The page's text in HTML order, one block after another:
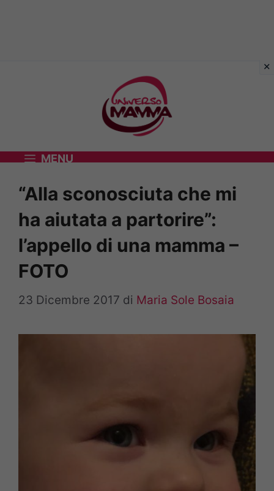
MENU
“Alla sconosciuta che mi
ha aiutata a partorire”:
l’appello di una mamma –
FOTO
23 Dicembre 2017 di Maria Sole Bosaia